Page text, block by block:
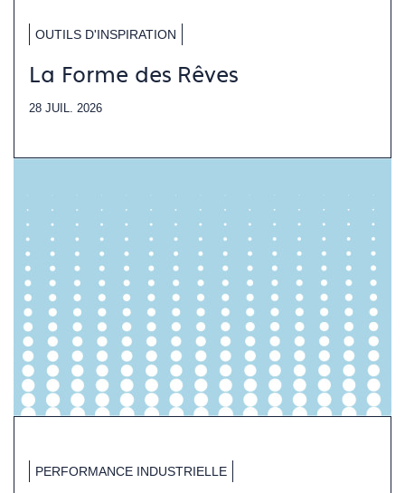
OUTILS D'INSPIRATION
La Forme des Rêves
28 JUIL. 2026
PERFORMANCE INDUSTRIELLE